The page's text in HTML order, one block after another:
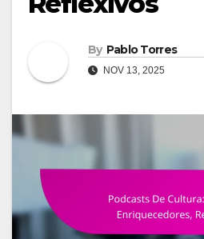
By Pablo Torres
NOV 13, 2025